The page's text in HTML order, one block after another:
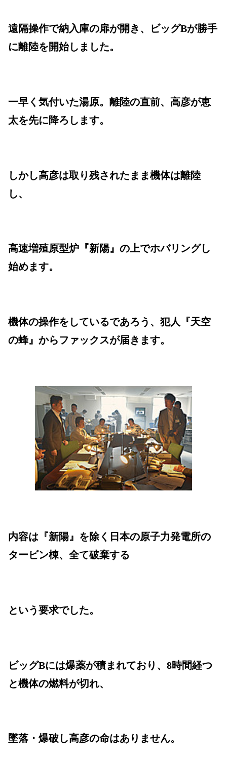
遠隔操作で納入庫の扉が開き、ビッグBが勝手
に離陸を開始しました。
一早く気付いた湯原。離陸の直前、高彦が恵
太を先に降ろします。
しかし高彦は取り残されたまま機体は離陸
し、
高速増殖原型炉『新陽』の上でホバリングし
始めます。
機体の操作をしているであろう、犯人『天空
の蜂』からファックスが届きます。
内容は『新陽』を除く日本の原子力発電所の
タービン棟、全て破棄する
という要求でした。
ビッグBには爆薬が積まれており、8時間経つ
と機体の燃料が切れ、
墜落・爆破し高彦の命はありません。